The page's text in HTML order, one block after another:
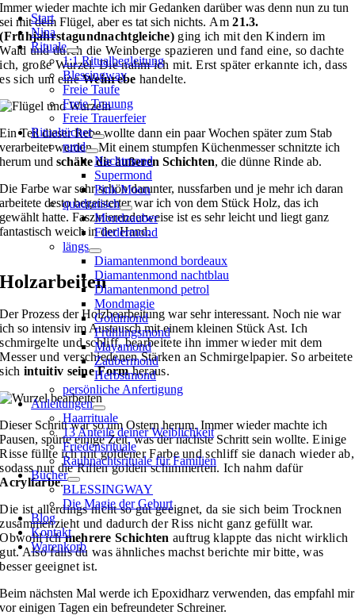
Start
Nina
Rituale
1:1 Ritualbegleitung
Blessingway
Freie Taufe
Freie Trauung
Freie Trauerfeier
Ritualtücher
rund
Nachtmond
Supermond
Pink Moon
quadratisch
Mondzauber
Fliedermond
längs
Diamantenmond bordeaux
Diamantenmond nachtblau
Diamantenmond petrol
Mondmagie
Goldmond
Frühlingsmond
Mayamond
Zaubermond
Herbstmond
persönliche Anfertigung
Anleitungen
Haarrituale
13 Anteile deiner Weiblichkeit
Friedensrituale
Rauhnachtsrituale für Familien
Bücher
BLESSINGWAY
Die Magie der Geburt
Blog
Kontakt
Warenkorb
Immer wieder machte ich mir Gedanken darüber was denn nun zu tun
sei mit dem Flügel, aber es tat sich nichts.Am21.3.
(Frühjahrstagundnachtgleiche) ging ich mit den Kindern im
Wald und durch die Weinberge spazieren und fand eine, so dachte
ich, große Wurzel. Die nahm ich mit. Erst später erkannte ich, dass
es sich um eineWeinrebe handelte.
Ein Teil dieser Rebe wollte dann ein paar Wochen später zum Stab
verarbeitet werden.Mit einem stumpfen Küchenmesser schnitzte ich
herum undschälte die äußeren Schichten, die dünne Rinde ab.
Die Farbe war sehr schön darunter, nussfarben und je mehr ich daran
arbeitete desto begeisterter war ich von dem Stück Holz, das ich
gewählt hatte. Faszinierenderweise ist es sehr leicht und liegt ganz
fantastisch weich in der Hand.
Holzarbeiten
Der Prozess der Holzbearbeitung war sehr interessant. Noch nie war
ich so intensiv im Austausch mit einem kleinen Stück Ast.Ich
schmirgelte und schliff, bearbeitete ihn immer wieder mit dem
Messer und verschiedenen Stärken an Schmirgelpapier. So arbeitete
sich intuitiv seine Formheraus.
Dieser Schritt war so um Ostern herum. Immer wieder machte ich
Pausen, spürte einige Zeit, was der nächste Schritt sein wollte.Einige
Risse füllte ich mit goldener Farbe und schliff sie danach wieder ab,
sodass nur die Rillen golden schimmerten. Ich nahm dafür
Acrylfarbe.
Die ist allerdings nicht so gut geeignet, da sie sich beim Trocknen
zusammenzieht und dadurch der Riss nicht ganz gefüllt war.
Obwohl ichmehrere Schichten auftrug klappte das nicht wirklich
gut. Also falls du was ähnliches machst berichte mir bitte, was
besser geeignet ist.
Beim nächsten Mal werde ich Epoxidharz verwenden, das empfahl mir
vor einigen Tagen ein befreundeter Schreiner.